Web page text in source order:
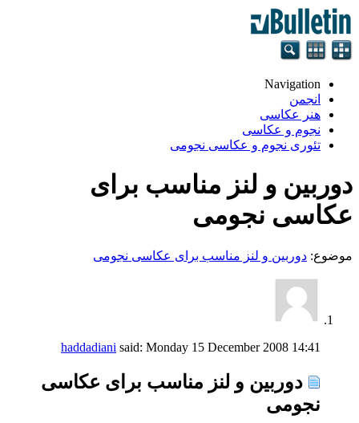
Navigation
انجمن
هنر عکاسی
نجوم و عکاسی
تئوری نجوم و عکاسی نجومی
دوربین و لنز مناسب برای
عکاسی نجومی
موضوع: دوربین و لنز مناسب برای عکاسی نجومی
haddadiani said: Monday 15 December 2008 14:41
دوربین و لنز مناسب برای عکاسی
نجومی